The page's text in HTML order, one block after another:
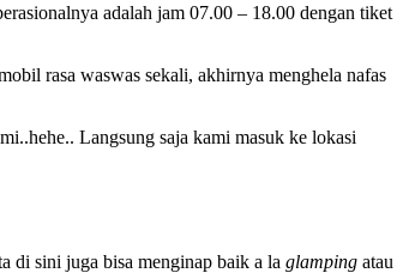
adalah jam 07.00 – 18.00 dengan tiket
rasa waswas sekali, akhirnya menghela nafas
Langsung saja kami masuk ke lokasi
di sini juga bisa menginap baik a la glamping atau